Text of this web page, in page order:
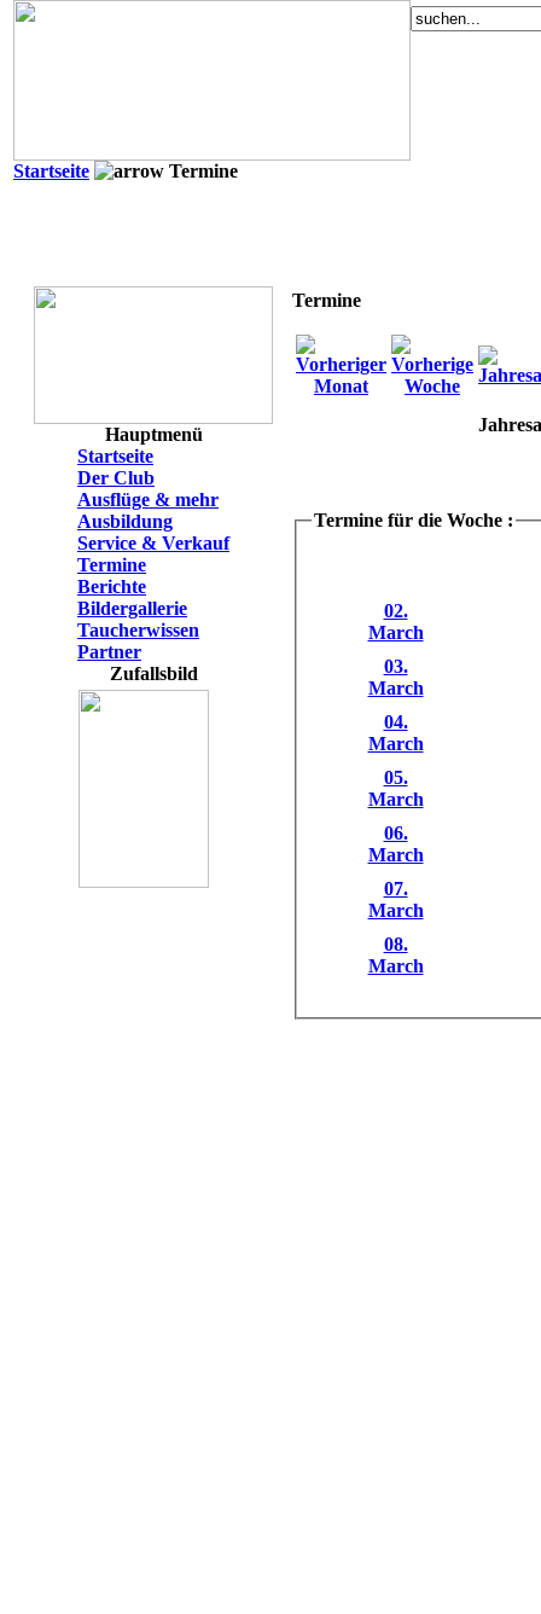
Startseite Termine
Hauptmenü
Startseite
Der Club
Ausflüge & mehr
Ausbildung
Service & Verkauf
Termine
Berichte
Bildergallerie
Taucherwissen
Partner
Zufallsbild
Termine
Termine für die Woche :
02.
March
03.
March
04.
March
05.
March
06.
March
07.
March
08.
March